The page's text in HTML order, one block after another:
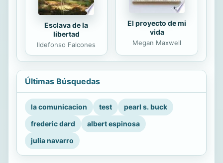
Esclava de la
libertad
Ildefonso Falcones
El proyecto de mi
vida
Megan Maxwell
Últimas Búsquedas
la comunicacion test
pearl s. buck
frederic dard
albert espinosa
julia navarro